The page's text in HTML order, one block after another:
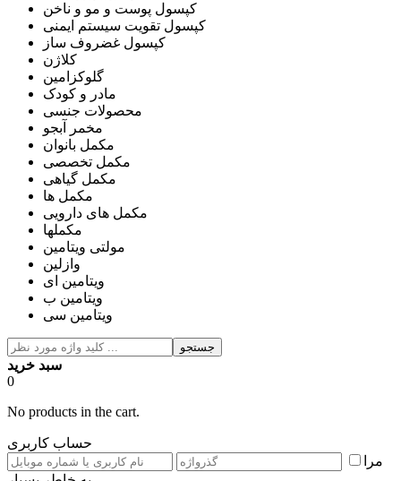
کپسول پوست و مو و ناخن
کپسول تقویت سیستم ایمنی
کپسول غضروف ساز
کلاژن
گلوکزامین
مادر و کودک
محصولات جنسی
مخمر آبجو
مکمل بانوان
مکمل تخصصی
مکمل گیاهی
مکمل ها
مکمل های دارویی
مکملها
مولتی ویتامین
وازلین
ویتامین ای
ویتامین ب
ویتامین سی
جستجو
سبد خرید
0
No products in the cart.
حساب کاربری
مرا